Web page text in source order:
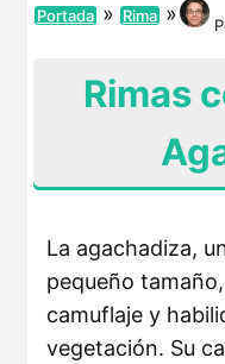
Portada » Rima »
Rimas
La agachadiza,
pequeño
camuflaje y
vegetación. Su